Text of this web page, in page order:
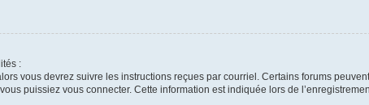
:
vous devrez suivre les instructions reçues par courriel. Certains forums
puissiez vous connecter. Cette information est indiquée lors de